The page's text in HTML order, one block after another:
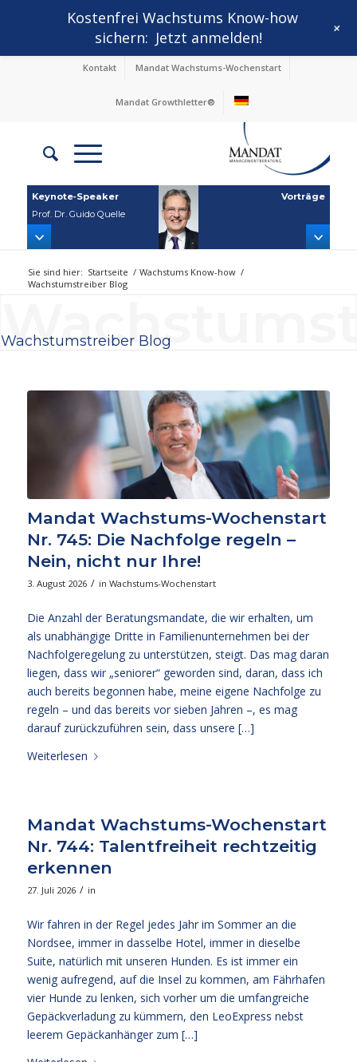
Kontakt Mandat Wachstums-Wochenstart
Mandat Growthletter®
Keynote‑Speaker
Prof. Dr. Guido Quelle
Vorträge
Sie sind hier: Startseite / Wachstums Know-how /
Wachstumstreiber Blog
Wachstumstreiber Blog
Mandat Wachstums-Wochenstart
Nr. 745: Die Nachfolge regeln –
Nein, nicht nur Ihre!
3. August 2026 / in Wachstums-Wochenstart
Die Anzahl der Beratungsmandate, die wir erhalten, um
als unabhängige Dritte in Familienunternehmen bei der
Nachfolgeregelung zu unterstützen, steigt. Das mag daran
liegen, dass wir „seniorer“ geworden sind, daran, dass ich
auch bereits begonnen habe, meine eigene Nachfolge zu
regeln – und das bereits vor sieben Jahren –, es mag
darauf zurückzuführen sein, dass unsere […]
Weiterlesen
Mandat Wachstums-Wochenstart
Nr. 744: Talentfreiheit rechtzeitig
erkennen
27. Juli 2026 / in
Wir fahren in der Regel jedes Jahr im Sommer an die
Nordsee, immer in dasselbe Hotel, immer in dieselbe
Suite, natürlich mit unseren Hunden. Es ist immer ein
wenig aufregend, auf die Insel zu kommen, am Fährhafen
vier Hunde zu lenken, sich vorher um die umfangreiche
Gepäckverladung zu kümmern, den LeoExpress nebst
leerem Gepäckanhänger zum […]
Kostenfrei Wachstums Know-how
sichern: Jetzt anmelden! +